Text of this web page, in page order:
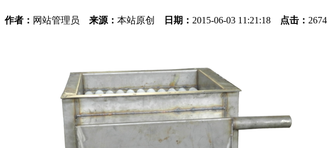
作者： 网站管理员 来源： 本站原创 日期： 2015-06-03 11:21:18 点击： 2674